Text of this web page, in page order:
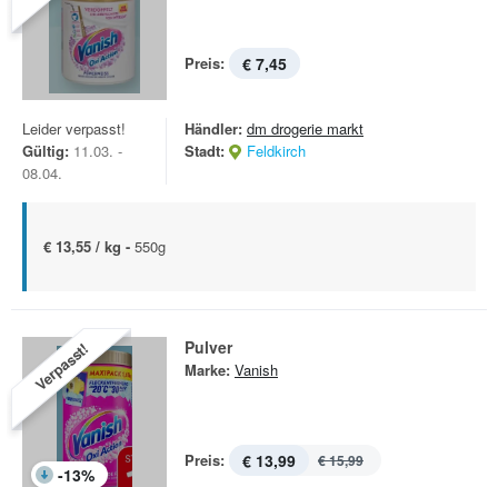
Preis: € 7,45
Leider verpasst!
Gültig: 11.03. -
08.04.
Händler: dm drogerie markt
Stadt:
Feldkirch
€ 13,55 / kg - 550g
Verpasst!
-13%
Pulver
Marke: Vanish
Preis: € 13,99 € 15,99